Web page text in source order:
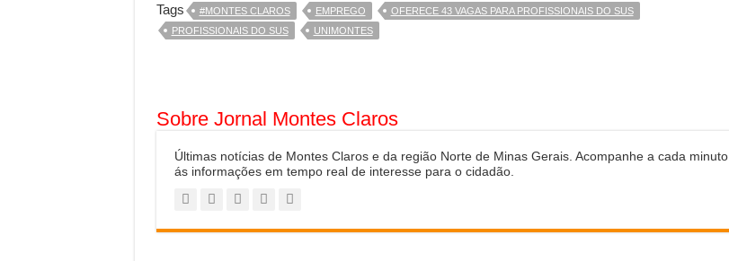
Tags #MONTES CLAROS EMPREGO
OFERECE 43 VAGAS PARA PROFISSIONAIS DO SUS
PROFISSIONAIS DO SUS
UNIMONTES
Sobre Jornal Montes Claros
Últimas notícias de Montes Claros e da região Norte de Minas Gerais. Acompanhe a cada minuto
ás informações em tempo real de interesse para o cidadão.